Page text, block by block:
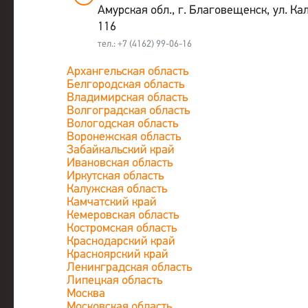
Амурская обл., г. Благовещенск, ул.
116
тел.: +7 (4162) 99-06-16
Архангельская область
Белгородская область
Владимирская область
Волгоградская область
Вологодская область
Воронежская область
Забайкальский край
Ивановская область
Иркутская область
Калужская область
Камчатский край
Кемеровская область
Костромская область
Краснодарский край
Красноярский край
Ленинградская область
Липецкая область
Москва